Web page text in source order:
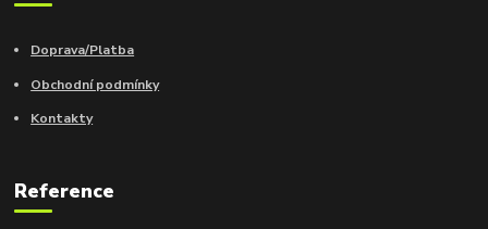
Doprava/Platba
Obchodní podmínky
Kontakty
Reference